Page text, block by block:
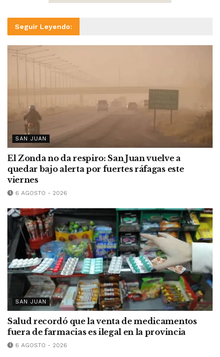
Seguir Leyendo:
SAN JUAN
El Zonda no da respiro: San Juan vuelve a
quedar bajo alerta por fuertes ráfagas este
viernes
6 AGOSTO - 2026
SAN JUAN
Salud recordó que la venta de medicamentos
fuera de farmacias es ilegal en la provincia
6 AGOSTO - 2026